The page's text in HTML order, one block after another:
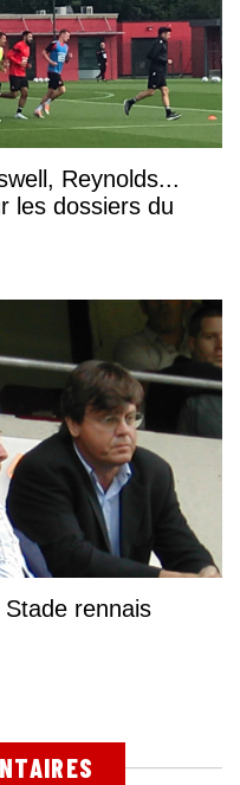
Reynolds...
les dossiers du
rennais